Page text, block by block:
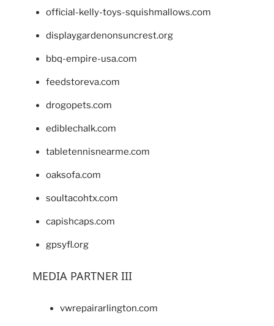
official-kelly-toys-squishmallows.com
displaygardenonsuncrest.org
bbq-empire-usa.com
feedstoreva.com
drogopets.com
ediblechalk.com
tabletennisnearme.com
oaksofa.com
soultacohtx.com
capishcaps.com
gpsyfl.org
MEDIA PARTNER III
vwrepairarlington.com